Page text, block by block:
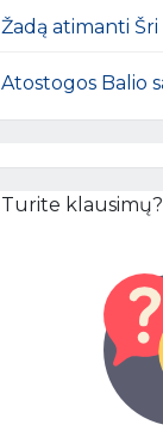
Žadą atimanti Šri
Atostogos Balio
Turite